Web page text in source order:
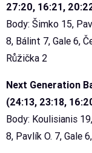
27:20, 16:21,
Body: Šimko 15,
8, Bálint 7, Gale 6,
Růžička 2
Next Generation
(24:13, 23:18,
Body: Koulisianis
8, Pavlík O. 7, Gale